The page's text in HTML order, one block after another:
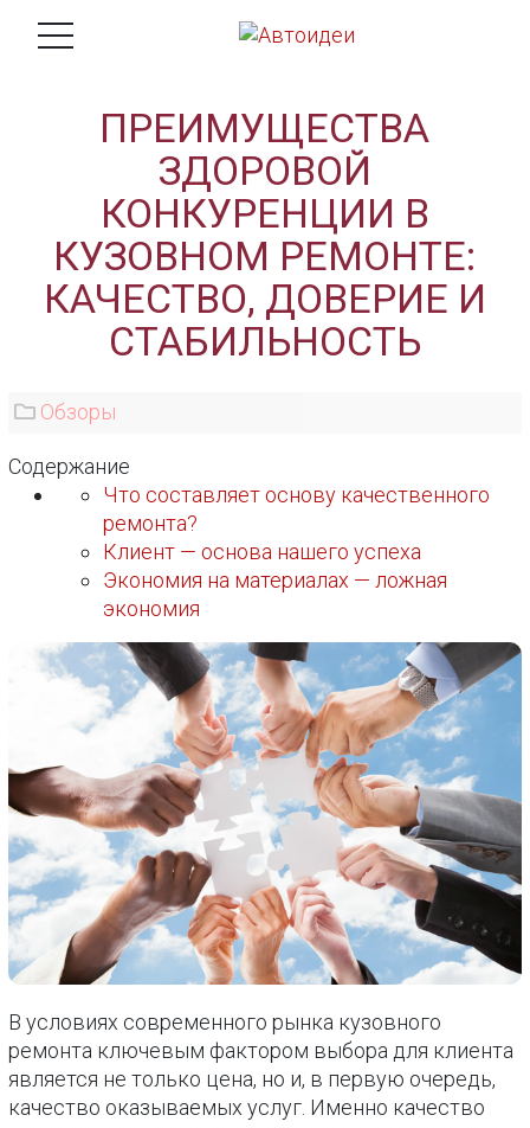
ПРЕИМУЩЕСТВА
ЗДОРОВОЙ
КОНКУРЕНЦИИ В
КУЗОВНОМ РЕМОНТЕ:
КАЧЕСТВО, ДОВЕРИЕ И
СТАБИЛЬНОСТЬ
Обзоры
Содержание
Что составляет основу качественного
ремонта?
Клиент — основа нашего успеха
Экономия на материалах — ложная
экономия
В условиях современного рынка кузовного
ремонта ключевым фактором выбора для клиента
является не только цена, но и, в первую очередь,
качество оказываемых услуг. Именно качество